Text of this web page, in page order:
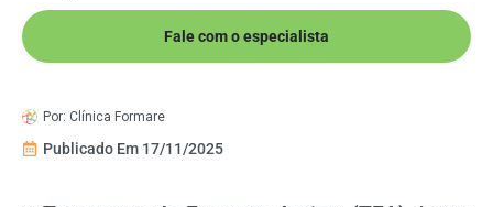
Fale com o especialista
Por: Clínica Formare
Publicado Em 17/11/2025